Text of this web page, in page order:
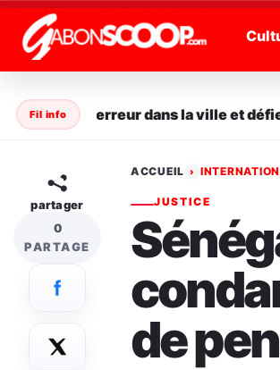
" />
Fil infola terreur dans la ville et défie
partager
0
PARTAGE
ACCUEIL ›
JUSTICE
de